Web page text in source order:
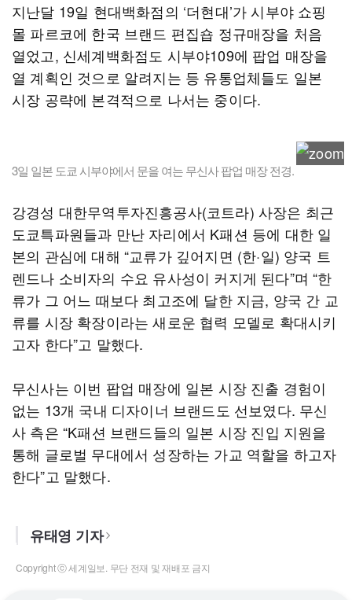
지난달 19일 현대백화점의 ‘더현대’가 시부야 쇼핑
몰 파르코에 한국 브랜드 편집숍 정규매장을 처음
열었고, 신세계백화점도 시부야109에 팝업 매장을
열 계획인 것으로 알려지는 등 유통업체들도 일본
시장 공략에 본격적으로 나서는 중이다.
3일 일본 도쿄 시부야에서 문을 여는 무신사 팝업 매장 전경.
강경성 대한무역투자진흥공사(코트라) 사장은 최근
도쿄특파원들과 만난 자리에서 K패션 등에 대한 일
본의 관심에 대해 “교류가 깊어지면 (한·일) 양국 트
렌드나 소비자의 수요 유사성이 커지게 된다”며 “한
류가 그 어느 때보다 최고조에 달한 지금, 양국 간 교
류를 시장 확장이라는 새로운 협력 모델로 확대시키
고자 한다”고 말했다.
무신사는 이번 팝업 매장에 일본 시장 진출 경험이
없는 13개 국내 디자이너 브랜드도 선보였다. 무신
사 측은 “K패션 브랜드들의 일본 시장 진입 지원을
통해 글로벌 무대에서 성장하는 가교 역할을 하고자
한다”고 말했다.
유태영 기자
Copyright ⓒ 세계일보. 무단 전재 및 재배포 금지